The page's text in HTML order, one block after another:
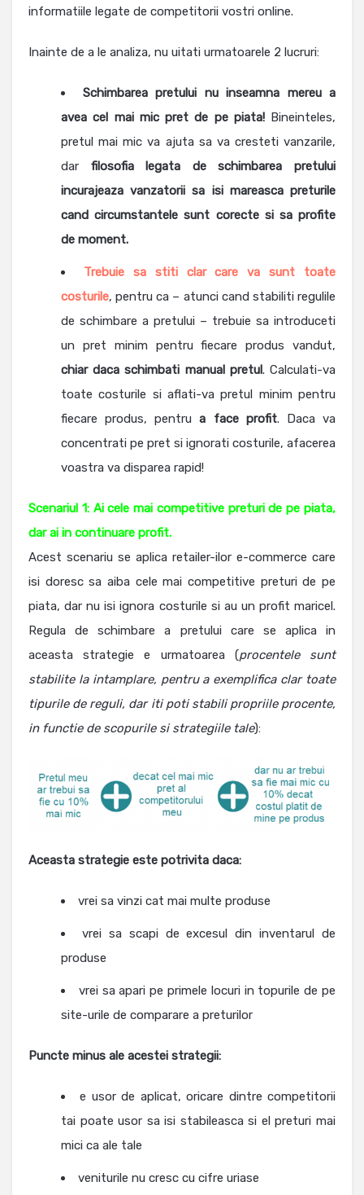
informatiile legate de competitorii vostri online.
Inainte de a le analiza, nu uitati urmatoarele 2 lucruri:
Schimbarea pretului nu inseamna mereu a
avea cel mai mic pret de pe piata! Bineinteles,
pretul mai mic va ajuta sa va cresteti vanzarile,
dar filosofia legata de schimbarea pretului
incurajeaza vanzatorii sa isi mareasca preturile
cand circumstantele sunt corecte si sa profite
de moment.
Trebuie sa stiti clar care va sunt toate
costurile, pentru ca – atunci cand stabiliti regulile
de schimbare a pretului – trebuie sa introduceti
un pret minim pentru fiecare produs vandut,
chiar daca schimbati manual pretul. Calculati-va
toate costurile si aflati-va pretul minim pentru
fiecare produs, pentrua face profit. Daca va
concentrati pe pret si ignorati costurile, afacerea
voastra va disparea rapid!
Scenariul 1: Ai cele mai competitive preturi de pe piata,
dar ai in continuare profit.
Acest scenariu se aplica retailer-ilor e-commerce care
isi doresc sa aiba cele mai competitive preturi de pe
piata, dar nu isi ignora costurile si au un profit maricel.
Regula de schimbare a pretului care se aplica in
aceasta strategie e urmatoarea (procentele sunt
stabilite la intamplare, pentru a exemplifica clar toate
tipurile de reguli, dar iti poti stabili propriile procente,
in functie de scopurile si strategiile tale):
Aceasta strategie este potrivita daca:
vrei sa vinzi cat mai multe produse
vrei sa scapi de excesul din inventarul de
produse
vrei sa apari pe primele locuri in topurile de pe
site-urile de comparare a preturilor
Puncte minus ale acestei strategii:
e usor de aplicat, oricare dintre competitorii
tai poate usor sa isi stabileasca si el preturi mai
mici ca ale tale
veniturile nu cresc cu cifre uriase